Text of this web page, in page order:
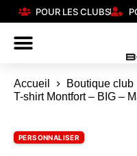
POUR LES CLUBS
Accueil
Boutique club
T-shirt Montfort – BIG –
PERSONNALISER